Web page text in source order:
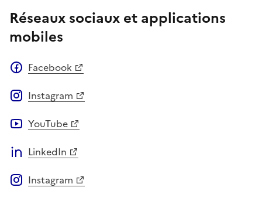
Réseaux sociaux et applications
mobiles
Facebook
Instagram
YouTube
LinkedIn
Instagram